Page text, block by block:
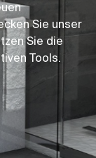
Sie unser
Sie die
Tools.